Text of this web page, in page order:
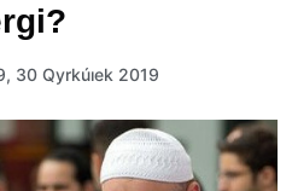
30 Qyrkúıek 2019